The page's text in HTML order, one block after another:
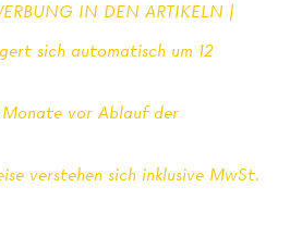
IN DEN ARTIKELN |
sich automatisch um 12
vor Ablauf der
verstehen sich inklusive MwSt.